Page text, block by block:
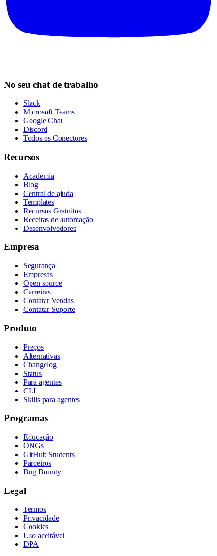
No seu chat de trabalho
Slack
Microsoft Teams
Google Chat
Discord
Todos os Conectores
Recursos
Academia
Blog
Central de ajuda
Templates
Recursos Gratuitos
Receitas de automação
Desenvolvedores
Empresa
Segurança
Empresas
Open source
Carreiras
Contatar Vendas
Contatar Suporte
Produto
Preços
Alternativas
Changelog
Status
Para agentes
CLI
Skills para agentes
Programas
Educação
ONGs
GitHub Students
Parceiros
Bug Bounty
Legal
Termos
Privacidade
Cookies
Uso aceitável
DPA